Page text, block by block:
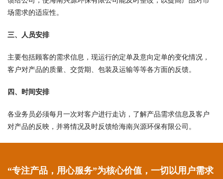
场需求的适应性。
三、人员安排
主要包括顾客的需求信息，现运行的定单及意向定单的变化情况，
客户对产品的质量、交货期、包装及运输等等各方面的反馈。
四、时间安排
各业务员必须每月一次对客户进行走访，了解产品需求信息及客户
对产品的反映，并将情况及时反馈给海南兴源环保有限公司。
“专注产品，用心服务”为核心价值，一切以用户需求